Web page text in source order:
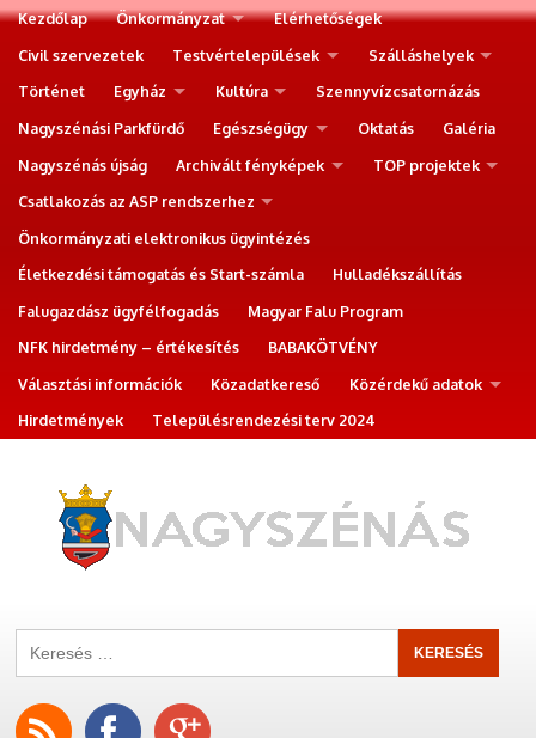
Kezdőlap Önkormányzat
Elérhetőségek
Civil szervezetek
Testvértelepülések
Szálláshelyek
Történet
Egyház Kultúra
Szennyvízcsatornázás
Nagyszénási Parkfürdő
Egészségügy Oktatás
Galéria
Nagyszénás újság
Archivált fényképek
TOP projektek
Csatlakozás az ASP rendszerhez
Önkormányzati elektronikus ügyintézés
Életkezdési támogatás és Start-számla
Hulladékszállítás
Falugazdász ügyfélfogadás
Magyar Falu Program
NFK hirdetmény – értékesítés
BABAKÖTVÉNY
Választási információk
Közadatkereső
Közérdekű adatok
Hirdetmények
Településrendezési terv 2024